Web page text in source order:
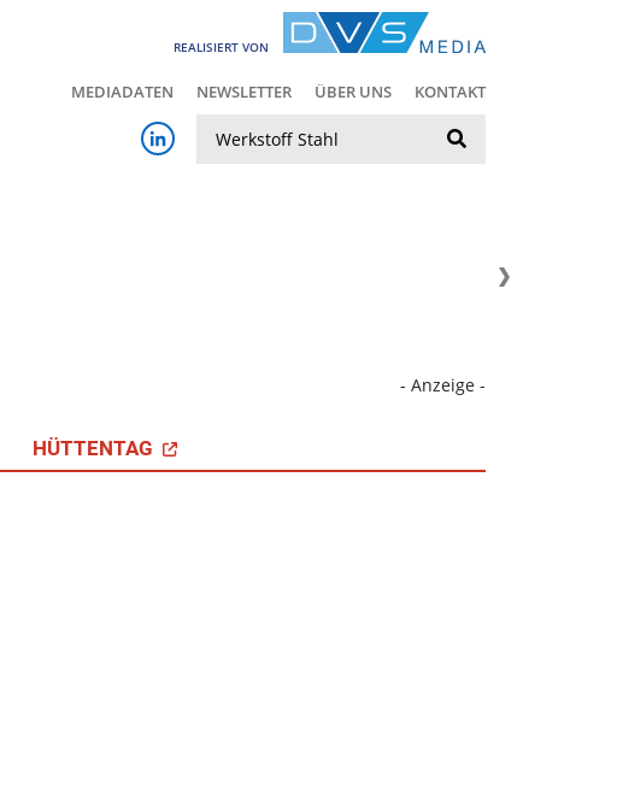
REALISIERT VON
MEDIADATEN NEWSLETTER ÜBER UNS KONTAKT
- Anzeige -
HÜTTENTAG